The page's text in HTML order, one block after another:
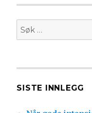
Søk
etter:
SISTE INNLEGG